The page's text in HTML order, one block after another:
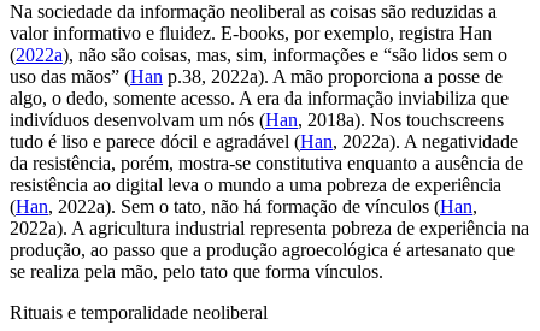
Na sociedade da informação neoliberal as coisas são reduzidas a
valor informativo e fluidez. E-books, por exemplo, registra Han
(2022a), não são coisas, mas, sim, informações e “são lidos sem o
uso das mãos” (Han p.38, 2022a). A mão proporciona a posse de
algo, o dedo, somente acesso. A era da informação inviabiliza que
indivíduos desenvolvam um nós (Han, 2018a). Nos touchscreens
tudo é liso e parece dócil e agradável (Han, 2022a). A negatividade
da resistência, porém, mostra-se constitutiva enquanto a ausência de
resistência ao digital leva o mundo a uma pobreza de experiência
(Han, 2022a). Sem o tato, não há formação de vínculos (Han,
2022a). A agricultura industrial representa pobreza de experiência na
produção, ao passo que a produção agroecológica é artesanato que
se realiza pela mão, pelo tato que forma vínculos.
Rituais e temporalidade neoliberal